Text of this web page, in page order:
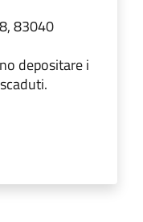
83040
depositare i